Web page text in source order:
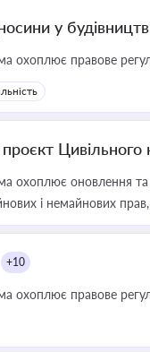
у
охоплює правове
Цивільного
охоплює оновлення
і немайнових
+10
охоплює правове